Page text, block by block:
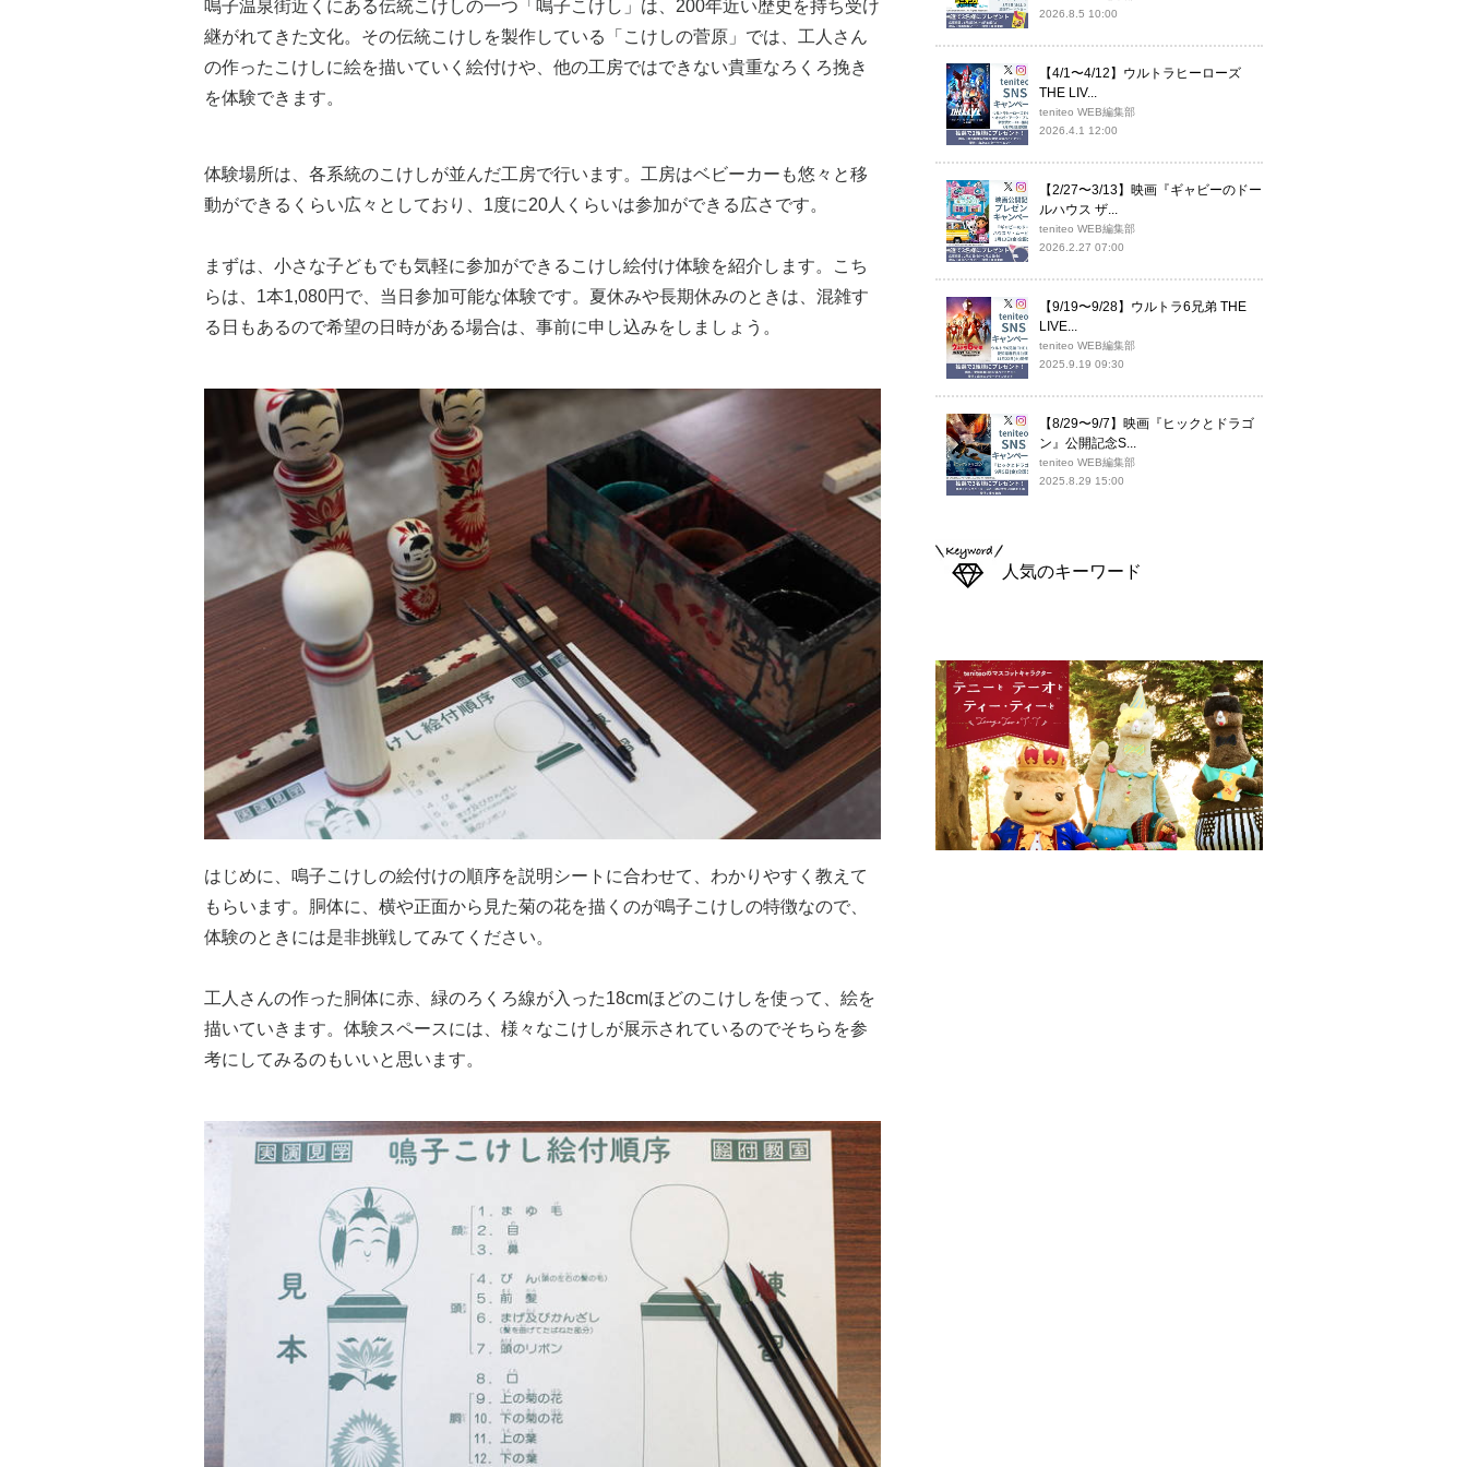
鳴子温泉街近くにある伝統こけしの一つ「鳴子こけし」は、200年近い歴史を持ち受け
継がれてきた文化。その伝統こけしを製作している「こけしの菅原」では、工人さん
の作ったこけしに絵を描いていく絵付けや、他の工房ではできない貴重なろくろ挽き
を体験できます。
体験場所は、各系統のこけしが並んだ工房で行います。工房はベビーカーも悠々と移
動ができるくらい広々としており、1度に20人くらいは参加ができる広さです。
まずは、小さな子どもでも気軽に参加ができるこけし絵付け体験を紹介します。こち
らは、1本1,080円で、当日参加可能な体験です。夏休みや長期休みのときは、混雑す
る日もあるので希望の日時がある場合は、事前に申し込みをしましょう。
はじめに、鳴子こけしの絵付けの順序を説明シートに合わせて、わかりやすく教えて
もらいます。胴体に、横や正面から見た菊の花を描くのが鳴子こけしの特徴なので、
体験のときには是非挑戦してみてください。
工人さんの作った胴体に赤、緑のろくろ線が入った18cmほどのこけしを使って、絵を
描いていきます。体験スペースには、様々なこけしが展示されているのでそちらを参
考にしてみるのもいいと思います。
2026.8.5 10:00
【4/1〜4/12】ウルトラヒーローズ
THE LIV...
teniteo WEB編集部
2026.4.1 12:00
【2/27〜3/13】映画『ギャビーのドー
ルハウス ザ...
teniteo WEB編集部
2026.2.27 07:00
【9/19〜9/28】ウルトラ6兄弟 THE
LIVE...
teniteo WEB編集部
2025.9.19 09:30
【8/29〜9/7】映画『ヒックとドラゴ
ン』公開記念S...
teniteo WEB編集部
2025.8.29 15:00
人気のキーワード